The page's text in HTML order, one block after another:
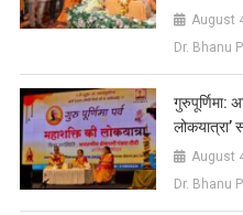
August
Dr. Bhanu
गुरुपूर्णिमा:
लोकयात्रा’
August
Dr. Bhanu